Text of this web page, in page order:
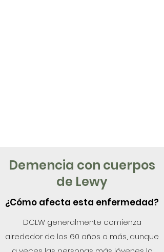
Demencia con cuerpos
de Lewy
¿Cómo afecta esta enfermedad?
DCLW generalmente comienza
alrededor de los 60 años o más, aunque